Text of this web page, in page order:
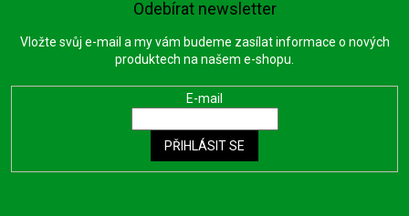
Odebírat newsletter
Vložte svůj e-mail a my vám budeme zasílat informace o nových
produktech na našem e-shopu.
E-mail
PŘIHLÁSIT SE